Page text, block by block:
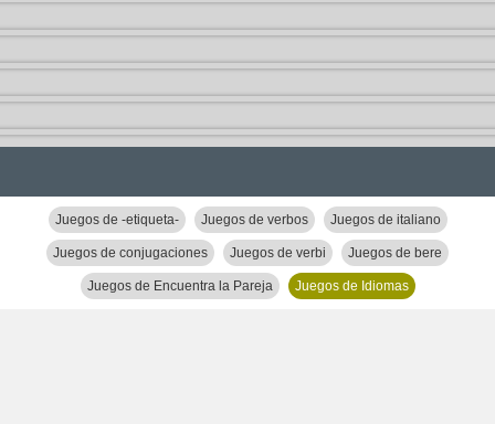
Juegos de -etiqueta- Juegos de verbos Juegos de italiano
Juegos de conjugaciones Juegos de verbi Juegos de bere
Juegos de Encuentra la Pareja Juegos de Idiomas